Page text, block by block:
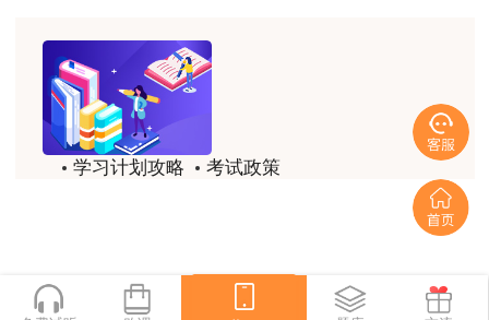
用户c2****r6
林轩老师是一个好老师，给我留下了深刻的影响
用户m1****88
冲着林轩老师过来买的课程，没时间学，就看了冲刺
林轩老师讲课实战型太强了，超级喜欢
学习计划攻略
考试政策